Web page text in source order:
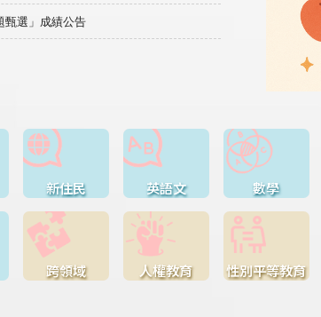
甄選」成績公告
新住民 英語文 數學
跨領域 人權教育 性別平等教育